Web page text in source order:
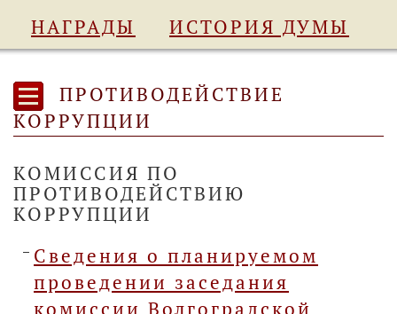
НАГРАДЫ ИСТОРИЯ ДУМЫ
ПРОТИВОДЕЙСТВИЕ
КОРРУПЦИИ
КОМИССИЯ ПО
ПРОТИВОДЕЙСТВИЮ
КОРРУПЦИИ
Сведения о планируемом
проведении заседания
комиссии Волгоградской